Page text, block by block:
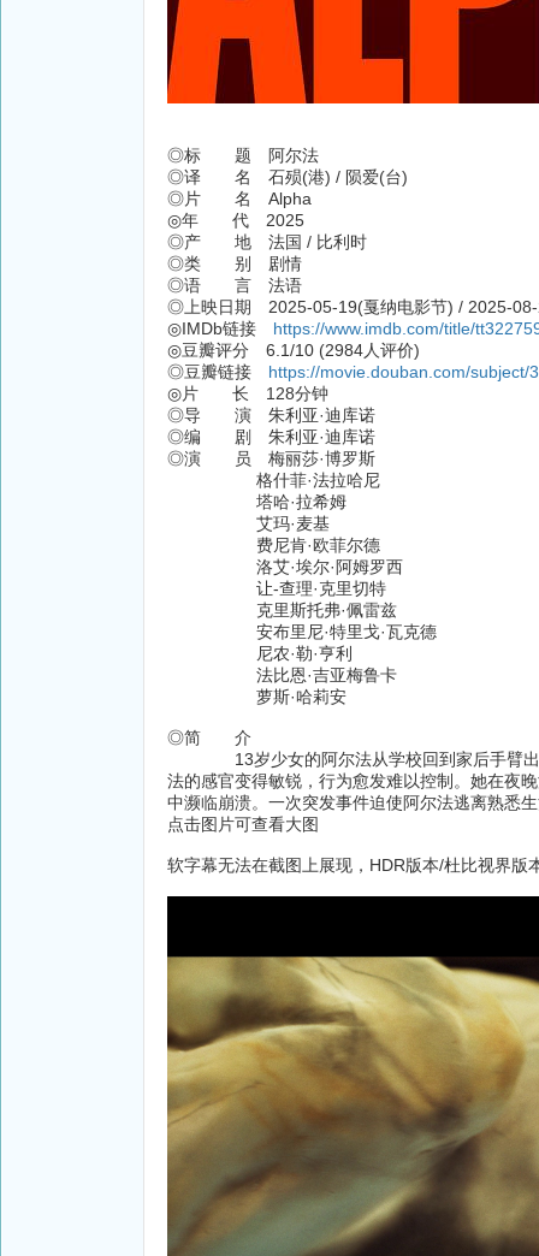
◎标 题 阿尔法
◎译 名 石殒(港) / 陨爱(台)
◎片 名 Alpha
◎年 代 2025
◎产 地 法国 / 比利时
◎类 别 剧情
◎语 言 法语
◎上映日期 2025-05-19(戛纳电影节) / 2025-
◎IMDb链接 https://www.imdb.com/title/
◎豆瓣评分 6.1/10 (2984人评价)
◎豆瓣链接 https://movie.douban.com/subject/
◎片 长 128分钟
◎导 演 朱利亚·迪库诺
◎编 剧 朱利亚·迪库诺
◎演 员 梅丽莎·博罗斯
格什菲·法拉哈尼
塔哈·拉希姆
艾玛·麦基
费尼肯·欧菲尔德
洛艾·埃尔·阿姆罗西
让-查理·克里切特
克里斯托弗·佩雷兹
安布里尼·特里戈·瓦克德
尼农·勒·亨利
法比恩·吉亚梅鲁卡
萝斯·哈莉安
◎简 介
13岁少女的阿尔法从学校回到家后手臂出现
法的感官变得敏锐，行为愈发难以控制。她在夜
中濒临崩溃。一次突发事件迫使阿尔法逃离熟悉
点击图片可查看大图
软字幕无法在截图上展现，HDR版本/杜比视界